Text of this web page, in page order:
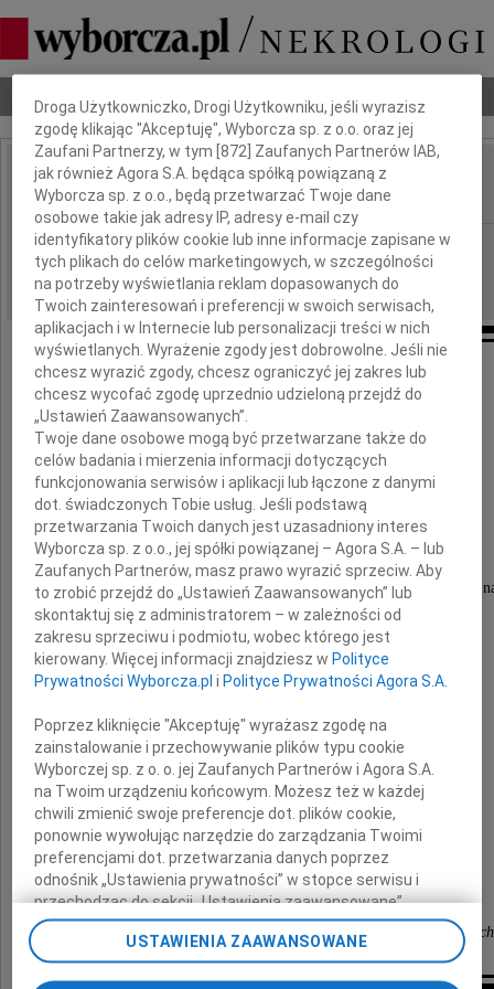
Nekrologi Odeszli Poradnik pogrzebowy
IMIĘ I NAZWISKO: Andrzej Niestroj
REGION: Częstochowa
DATA EMISJI: 18.08.2014
Z głębokim żalem żegnamy
Andrzeja Niestroja
Głównego Księgowego
Oczyszczalni Ścieków "WARTA" Spółka
Łącząc się w bólu
Rodziną
składamy wyrazy głębokiego współczucia
Zarząd i pracownicy
Przedsiębiorstwa Wodociągów i Kanalizacji
Okręgu Częstochowskiego Spółka Akcyjna w
Dbamy o Twoją prywatność
Droga Użytkowniczko, Drogi Użytkowniku, jeśli wyrazisz
zgodę klikając "Akceptuję", Wyborcza sp. z o.o. oraz jej
Zaufani Partnerzy, w tym [872 ] Zaufanych Partnerów IAB,
jak również Agora S.A. będąca spółką powiązaną z
Wyborcza sp. z o.o., będą przetwarzać Twoje dane
osobowe takie jak adresy IP, adresy e-mail czy
identyfikatory plików cookie lub inne informacje zapisane w
tych plikach do celów marketingowych, w szczególności
na potrzeby wyświetlania reklam dopasowanych do
Twoich zainteresowań i preferencji w swoich serwisach,
aplikacjach i w Internecie lub personalizacji treści w nich
wyświetlanych. Wyrażenie zgody jest dobrowolne. Jeśli nie
chcesz wyrazić zgody, chcesz ograniczyć jej zakres lub
chcesz wycofać zgodę uprzednio udzieloną przejdź do
„Ustawień Zaawansowanych”.
Twoje dane osobowe mogą być przetwarzane także do
celów badania i mierzenia informacji dotyczących
funkcjonowania serwisów i aplikacji lub łączone z danymi
dot. świadczonych Tobie usług. Jeśli podstawą
przetwarzania Twoich danych jest uzasadniony interes
Wyborcza sp. z o.o., jej spółki powiązanej – Agora S.A. – lub
Zaufanych Partnerów, masz prawo wyrazić sprzeciw. Aby
to zrobić przejdź do „Ustawień Zaawansowanych” lub
skontaktuj się z administratorem – w zależności od
zakresu sprzeciwu i podmiotu, wobec którego jest
kierowany. Więcej informacji znajdziesz w Polityce
Prywatności Wyborcza.pl i Polityce Prywatności Agora S.A.
Poprzez kliknięcie "Akceptuję" wyrażasz zgodę na
zainstalowanie i przechowywanie plików typu cookie
Wyborczej sp. z o. o. jej Zaufanych Partnerów i Agora S.A.
na Twoim urządzeniu końcowym. Możesz też w każdej
chwili zmienić swoje preferencje dot. plików cookie,
ponownie wywołując narzędzie do zarządzania Twoimi
preferencjami dot. przetwarzania danych poprzez
odnośnik „Ustawienia prywatności” w stopce serwisu i
przechodząc do sekcji „Ustawienia zaawansowane”.
Zmiana ustawień plików cookie możliwa jest także za
pomocą ustawień przeglądarki.
USTAWIENIA ZAAWANSOWANE